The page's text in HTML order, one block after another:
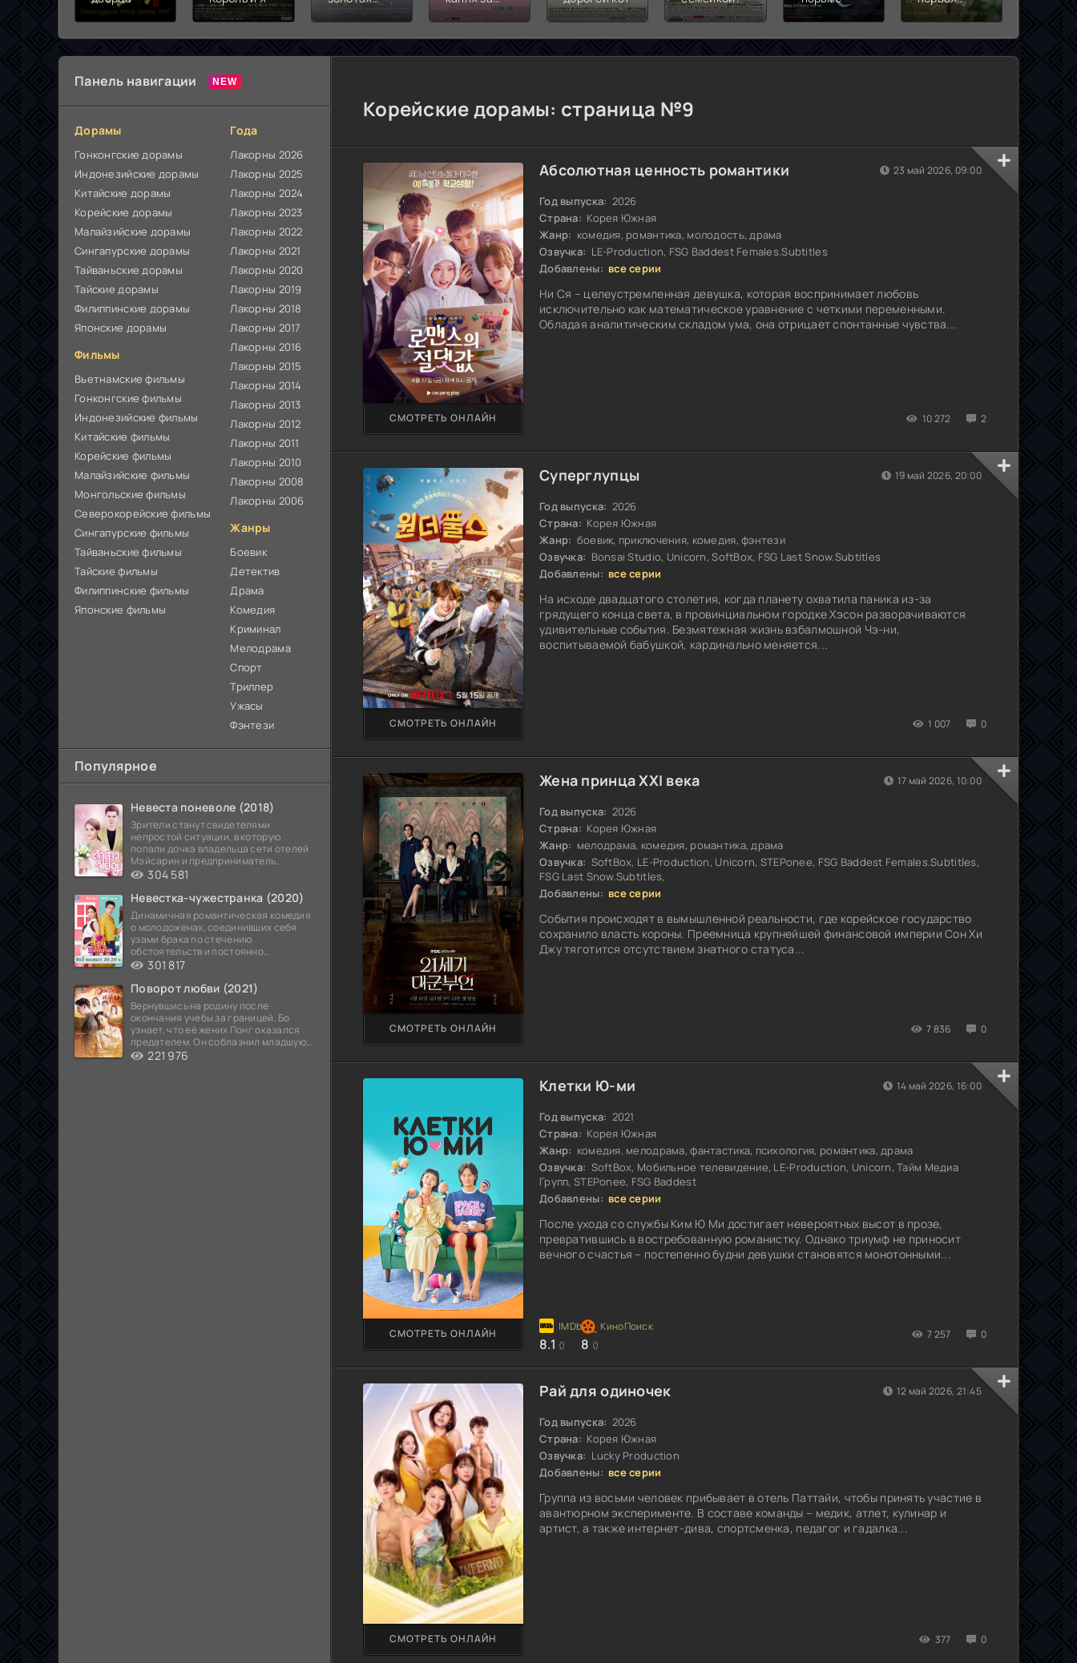
жизнь
каплей
любовь
Панель навигации
Дорамы
Гонконгские дорамы
Индонезийские дорамы
Китайские дорамы
Корейские дорамы
Малайзийские дорамы
Сингапурские дорамы
Тайваньские дорамы
Тайские дорамы
Филиппинские дорамы
Японские дорамы
Фильмы
Вьетнамские фильмы
Гонконгские фильмы
Индонезийские фильмы
Китайские фильмы
Корейские фильмы
Малайзийские фильмы
Монгольские фильмы
Северокорейские фильмы
Сингапурские фильмы
Тайваньские фильмы
Тайские фильмы
Филиппинские фильмы
Японские фильмы
Года
Лакорны 2026
Лакорны 2025
Лакорны 2024
Лакорны 2023
Лакорны 2022
Лакорны 2021
Лакорны 2020
Лакорны 2019
Лакорны 2018
Лакорны 2017
Лакорны 2016
Лакорны 2015
Лакорны 2014
Лакорны 2013
Лакорны 2012
Лакорны 2011
Лакорны 2010
Лакорны 2008
Лакорны 2006
Жанры
Боевик
Детектив
Драма
Комедия
Криминал
Мелодрама
Спорт
Триллер
Ужасы
Фэнтези
Популярное
Невеста поневоле (2018)
Зрители станут свидетелями
непростой ситуации, в которую
попали дочка владельца сети отелей
Мэйсарин и предприниматель
Кетдэн. Обоих главных героев
304 581
Невестка-чужестранка (2020)
Динамичная романтическая комедия
о молодоженах, соединивших себя
узами брака по стечению
обстоятельств и постоянно
попадающих в курьезные ситуации...
301 817
Поворот любви (2021)
Вернувшись на родину после
окончания учебы за границей, Бо
узнает, что её жених Понг оказался
предателем. Он соблазнил младшую
сестру хозяина
221 976
Корейские дорамы: страница №9
Абсолютная ценность романтики
Год выпуска: 2026
Страна: Корея Южная
Жанр: комедия, романтика, молодость, драма
Озвучка: LE-Production, FSG Baddest Females.Subtitles
Добавлены: все серии
Ни Ся – целеустремленная девушка, которая воспринимает любовь
исключительно как математическое уравнение с четкими переменными.
Обладая аналитическим складом ума, она отрицает спонтанные чувства...
СМОТРЕТЬ ОНЛАЙН 10 272 2
23 май 2026, 09:00
Суперглупцы
Год выпуска: 2026
Страна: Корея Южная
Жанр: боевик, приключения, комедия, фэнтези
Озвучка: Bonsai Studio, Unicorn, SoftBox, FSG Last Snow.Subtitles
Добавлены: все серии
На исходе двадцатого столетия, когда планету охватила паника из-за
грядущего конца света, в провинциальном городке Хэсон разворачиваются
удивительные события. Безмятежная жизнь взбалмошной Чэ-ни,
воспитываемой бабушкой, кардинально меняется...
СМОТРЕТЬ ОНЛАЙН 1 007 0
19 май 2026, 20:00
Жена принца XXI века
Год выпуска: 2026
Страна: Корея Южная
Жанр: мелодрама, комедия, романтика, драма
Озвучка: SoftBox, LE-Production, Unicorn, STEPonee, FSG Baddest Females.Subtitles,
FSG Last Snow.Subtitles,
Добавлены: все серии
События происходят в вымышленной реальности, где корейское государство
сохранило власть короны. Преемница крупнейшей финансовой империи Сон Хи
Джу тяготится отсутствием знатного статуса...
СМОТРЕТЬ ОНЛАЙН 7 836 0
17 май 2026, 10:00
Клетки Ю-ми
Год выпуска: 2021
Страна: Корея Южная
Жанр: комедия, мелодрама, фантастика, психология, романтика, драма
Озвучка: SoftBox, Мобильное телевидение, LE-Production, Unicorn, Тайм Медиа
Групп, STEPonee, FSG Baddest
Добавлены: все серии
После ухода со службы Ким Ю Ми достигает невероятных высот в прозе,
превратившись в востребованную романистку. Однако триумф не приносит
вечного счастья – постепенно будни девушки становятся монотонными...
СМОТРЕТЬ ОНЛАЙН
8.1 () 8 ()
7 257 0
14 май 2026, 16:00
Рай для одиночек
Год выпуска: 2026
Страна: Корея Южная
Озвучка: Lucky Production
Добавлены: все серии
Группа из восьми человек прибывает в отель Паттайи, чтобы принять участие в
авантюрном эксперименте. В составе команды – медик, атлет, кулинар и
артист, а также интернет-дива, спортсменка, педагог и гадалка...
СМОТРЕТЬ ОНЛАЙН 377 0
12 май 2026, 21:45